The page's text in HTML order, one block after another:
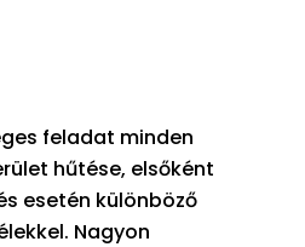
feladat minden
hűtése, elsőként
esetén különböző
Nagyon